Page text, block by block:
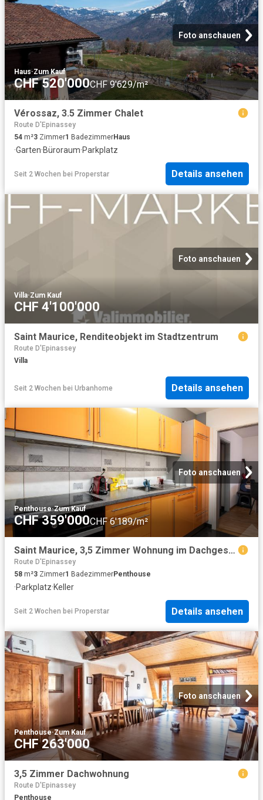
Foto anschauen
Haus·Zum Kauf
CHF 520'000CHF 9'629/m²
Vérossaz, 3.5 Zimmer Chalet
Route D'Epinassey
54 m²3 Zimmer1 BadezimmerHaus
·Garten·Büroraum·Parkplatz
Seit 2 Wochen bei Properstar Details ansehen
Foto anschauen
Villa·Zum Kauf
CHF 4'100'000
Saint Maurice, Renditeobjekt im Stadtzentrum
Route D'Epinassey
Villa
Seit 2 Wochen bei Urbanhome Details ansehen
Foto anschauen
Penthouse·Zum Kauf
CHF 359'000CHF 6'189/m²
Saint Maurice, 3,5 Zimmer Wohnung im Dachgeschoss
Route D'Epinassey
58 m²3 Zimmer1 BadezimmerPenthouse
·Parkplatz·Keller
Seit 2 Wochen bei Properstar Details ansehen
Foto anschauen
Penthouse·Zum Kauf
CHF 263'000
3,5 Zimmer Dachwohnung
Route D'Epinassey
Penthouse